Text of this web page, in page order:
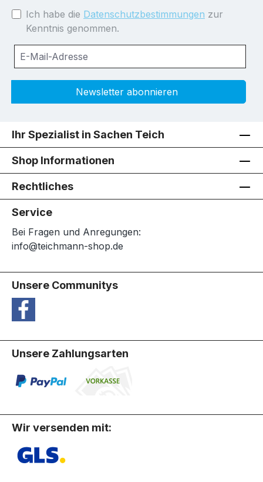
Ich habe die Datenschutzbestimmungen zur
Kenntnis genommen.
Newsletter abonnieren
Ihr Spezialist in Sachen Teich
Shop Informationen
Rechtliches
Service
Bei Fragen und Anregungen:
info@teichmann-shop.de
Unsere Communitys
Unsere Zahlungsarten
Wir versenden mit: